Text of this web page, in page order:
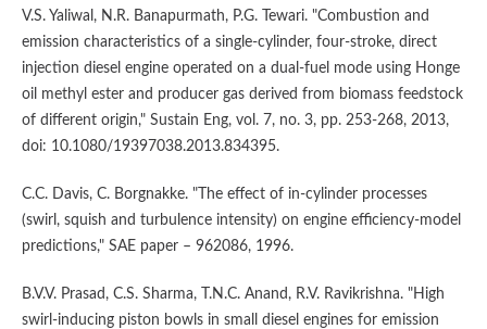
V.S. Yaliwal, N.R. Banapurmath, P.G. Tewari. "Combustion and
emission characteristics of a single-cylinder, four-stroke, direct
injection diesel engine operated on a dual-fuel mode using Honge
oil methyl ester and producer gas derived from biomass feedstock
of different origin," Sustain Eng, vol. 7, no. 3, pp. 253-268, 2013,
doi: 10.1080/19397038.2013.834395.
C.C. Davis, C. Borgnakke. "The effect of in-cylinder processes
(swirl, squish and turbulence intensity) on engine efficiency-model
predictions," SAE paper – 962086, 1996.
B.V.V. Prasad, C.S. Sharma, T.N.C. Anand, R.V. Ravikrishna. "High
swirl-inducing piston bowls in small diesel engines for emission